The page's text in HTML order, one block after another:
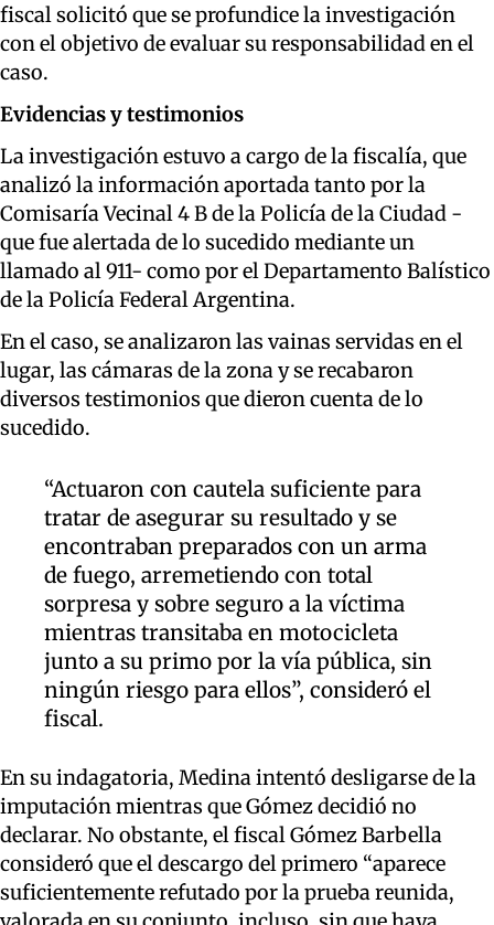
fiscal solicitó que se profundice la investigación
con el objetivo de evaluar su responsabilidad en el
caso.
Evidencias y testimonios
La investigación estuvo a cargo de la fiscalía, que
analizó la información aportada tanto por la
Comisaría Vecinal 4 B de la Policía de la Ciudad -
que fue alertada de lo sucedido mediante un
llamado al 911- como por el Departamento Balístico
de la Policía Federal Argentina.
En el caso, se analizaron las vainas servidas en el
lugar, las cámaras de la zona y se recabaron
diversos testimonios que dieron cuenta de lo
sucedido.
“Actuaron con cautela suficiente para
tratar de asegurar su resultado y se
encontraban preparados con un arma
de fuego, arremetiendo con total
sorpresa y sobre seguro a la víctima
mientras transitaba en motocicleta
junto a su primo por la vía pública, sin
ningún riesgo para ellos”, consideró el
fiscal.
En su indagatoria, Medina intentó desligarse de la
imputación mientras que Gómez decidió no
declarar. No obstante, el fiscal Gómez Barbella
consideró que el descargo del primero “aparece
suficientemente refutado por la prueba reunida,